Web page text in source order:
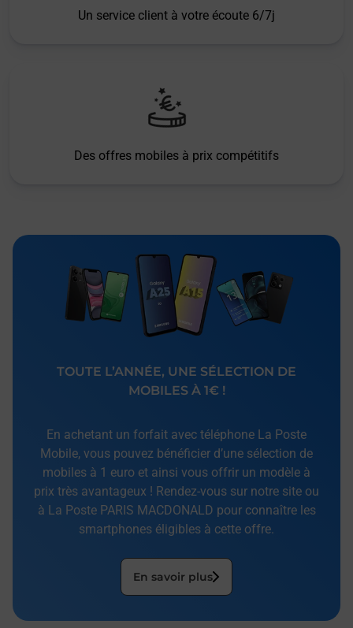
Un service client à votre écoute 6/7j
Des offres mobiles à prix compétitifs
TOUTE L’ANNÉE, UNE SÉLECTION DE
MOBILES À 1€ !
En achetant un forfait avec téléphone La Poste
Mobile, vous pouvez bénéficier d’une sélection de
mobiles à 1 euro et ainsi vous offrir un modèle à
prix très avantageux ! Rendez-vous sur notre site ou
à La Poste PARIS MACDONALD pour connaître les
smartphones éligibles à cette offre.
En savoir plus